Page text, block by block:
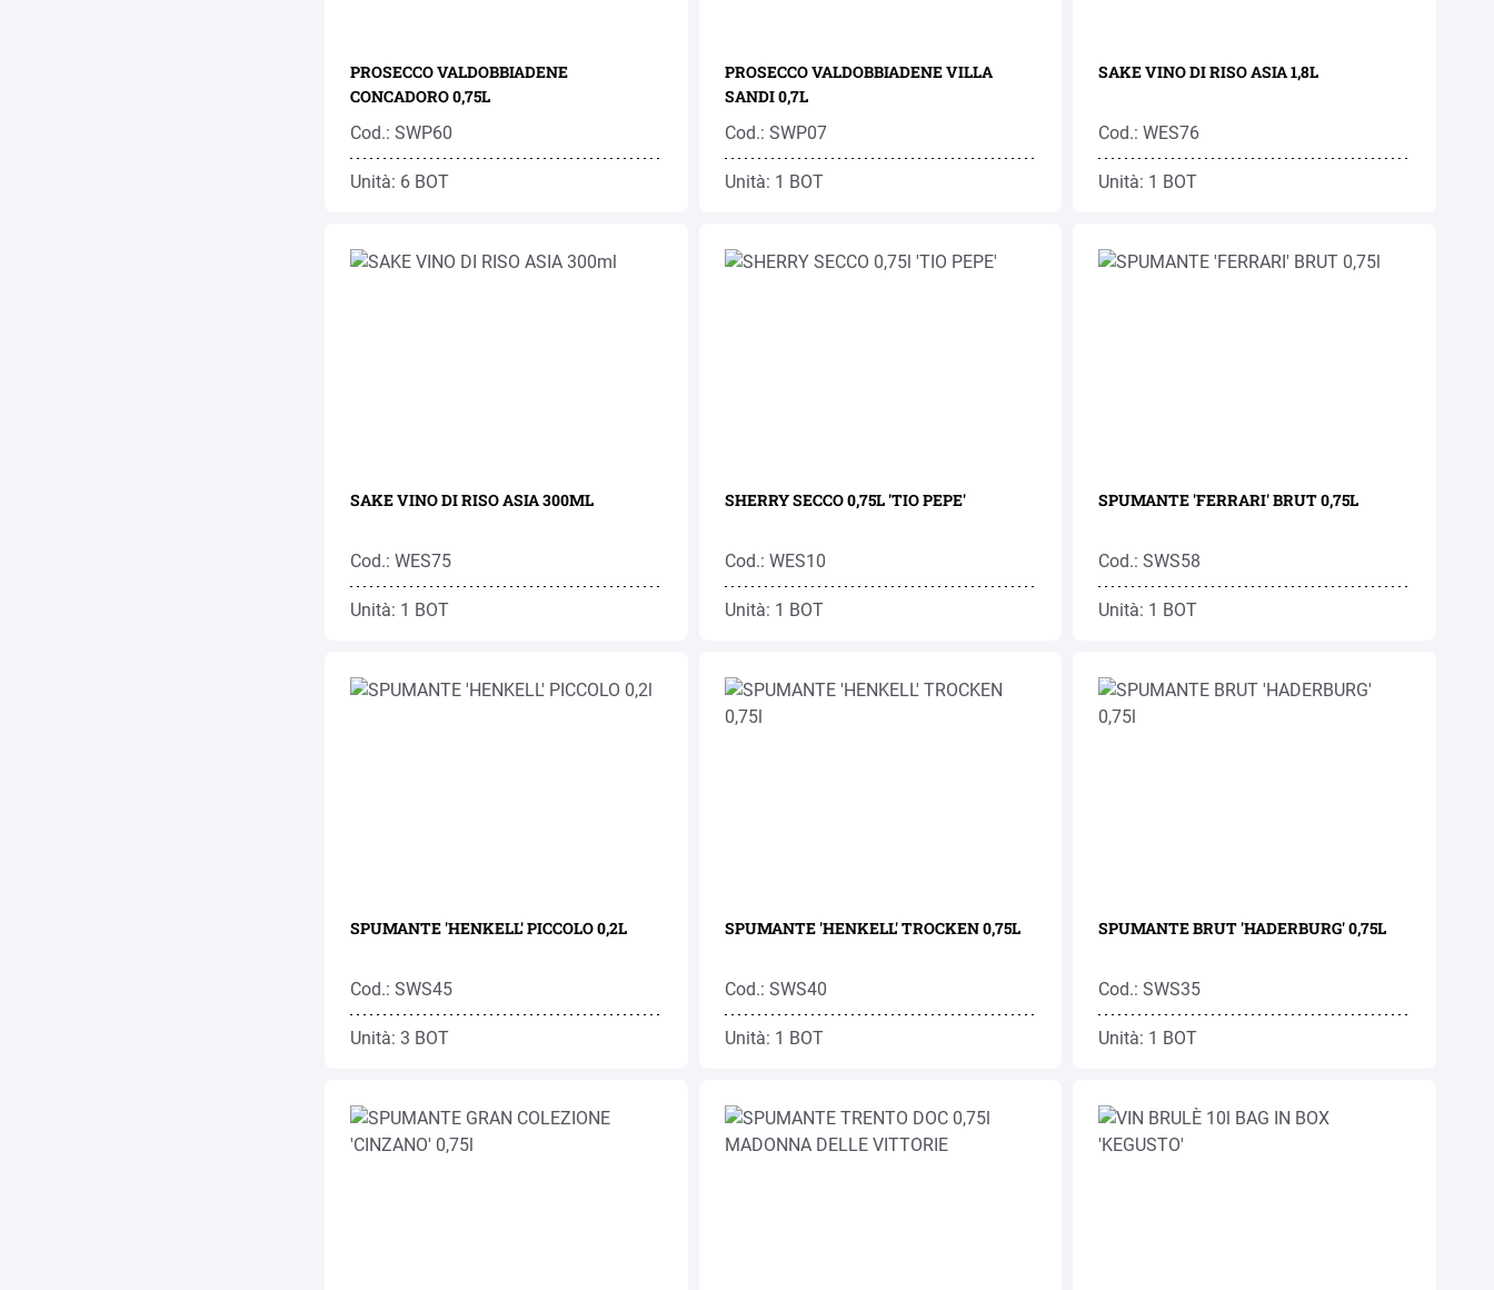
PROSECCO VALDOBBIADENE
CONCADORO 0,75L
Cod.: SWP60
Unità: 6 BOT
PROSECCO VALDOBBIADENE VILLA
SANDI 0,7L
Cod.: SWP07
Unità: 1 BOT
SAKE VINO DI RISO ASIA 1,8L
Cod.: WES76
Unità: 1 BOT
SAKE VINO DI RISO ASIA 300ML
Cod.: WES75
Unità: 1 BOT
SHERRY SECCO 0,75L 'TIO PEPE'
Cod.: WES10
Unità: 1 BOT
SPUMANTE 'FERRARI' BRUT 0,75L
Cod.: SWS58
Unità: 1 BOT
SPUMANTE 'HENKELL' PICCOLO 0,2L
Cod.: SWS45
Unità: 3 BOT
SPUMANTE 'HENKELL' TROCKEN 0,75L
Cod.: SWS40
Unità: 1 BOT
SPUMANTE BRUT 'HADERBURG' 0,75L
Cod.: SWS35
Unità: 1 BOT